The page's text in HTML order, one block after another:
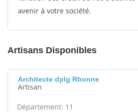
avenir à votre société.
Artisans Disponibles
Architecte dplg Rbonne
Artisan
Département: 11